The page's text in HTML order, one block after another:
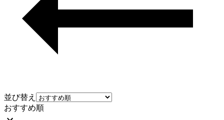
並び替え
おすすめ順